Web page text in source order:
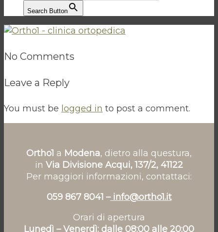
Search Button
No Comments
Leave a Reply
You must be logged in to post a comment.
Ortho1 a Modena, dietro alla questura,
in Via Divisione Acqui, 137/2, 41122
Per maggiori informazioni, contattaci:
059 867 8041 –info@ortho1.it
Orari di apertura
Lunedì – Venerdì: dalle 08:00 alle 20:00